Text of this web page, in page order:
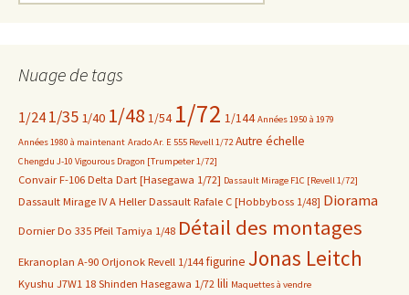
Nuage de tags
1/24 1/35 1/40 1/48 1/54 1/72 1/144 Années 1950 à 1979
Années 1980 à maintenant Arado Ar. E 555 Revell 1/72 Autre échelle
Chengdu J-10 Vigourous Dragon [Trumpeter 1/72]
Convair F-106 Delta Dart [Hasegawa 1/72] Dassault Mirage F1C [Revell 1/72]
Dassault Mirage IV A Heller Dassault Rafale C [Hobbyboss 1/48] Diorama
Dornier Do 335 Pfeil Tamiya 1/48 Détail des montages
Ekranoplan A-90 Orljonok Revell 1/144 figurine Jonas Leitch
Kyushu J7W1 18 Shinden Hasegawa 1/72 lili Maquettes à vendre